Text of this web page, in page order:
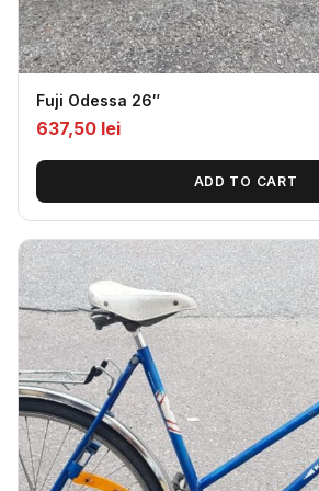
Fuji Odessa 26″
637,50 lei
ADD TO CART